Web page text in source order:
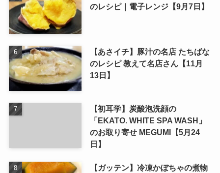
のレシピ｜電子レンジ【9月7日】
【あさイチ】豚汁の名店 たちばな
のレシピ 教えて名店さん【11月
13日】
【初耳学】炭酸泡洗顔の
「EKATO. WHITE SPA WASH」
のお取り寄せ MEGUMI【5月24
日】
【ガッテン】冷凍かぼちゃの煮物